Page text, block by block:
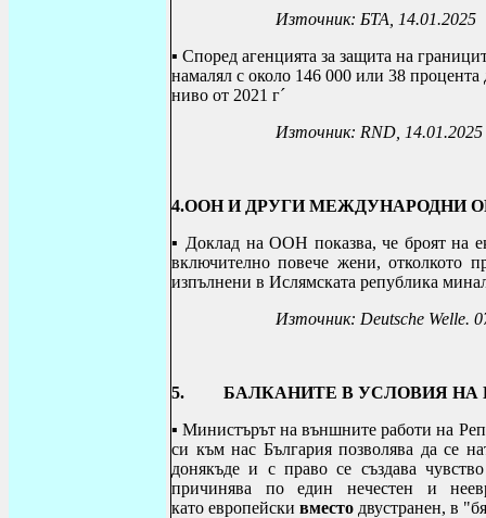
Източник: БТА, 14.01.2025
▪ Според агенцията за защита на
намалял с около 146 000 или 38
ниво от 2021 г´
Източник: RND, 14.01.2025
4.ООН И ДРУГИ МЕЖДУНАРОДНИ
▪ Доклад на ООН показва, че броят на
включително повече жени, отколкото
изпълнени в Ислямската република
Източник: Deutsche Welle.
5. БАЛКАНИТЕ В УСЛОВИЯ НА
▪ Министърът на външните работи на
си към нас България позволява да се
донякъде и с право се създава
причинява по един нечестен и
като европейски вместо двустранен, в